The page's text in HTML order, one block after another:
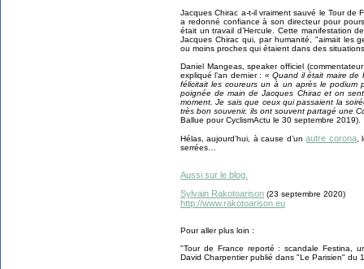
Jacques Chirac a-t-il vraiment sauvé le Tour de
a redonné confiance à son directeur pour
était un travail d’Hercule. Cette manifestation
Jacques Chirac qui, par humanité, "aimait les
ou moins proches qui étaient dans des
Daniel Mangeas, speaker officiel
expliqué l’an dernier : « Quand il était maire de
félicitait les coureurs un à un après le podium
poignée de main de Jacques Chirac et on
moment. Je sais que ceux qui passaient la
très bon souvenir, ils ont souvent partagé une
Ballue pour CyclismActu le 30 septembre 2019).
Hélas, aujourd’hui, à cause d’unautre corona
serrées…
Aussi sur le blog.
Sylvain Rakotoarison (23 septembre 2020)
http://www.rakotoarison.eu
Pour aller plus loin :
"Tour de France reporté : scandale Festina,
David Charpentier publié dans "Le Parisien" du